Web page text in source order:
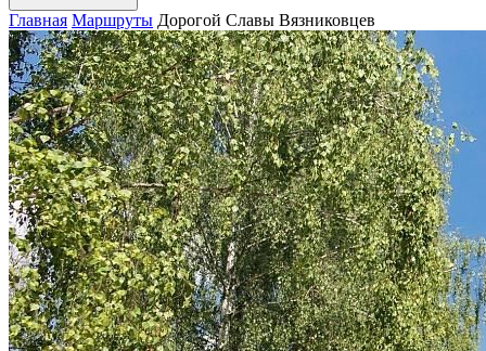
Главная Маршруты Дорогой Славы Вязниковцев